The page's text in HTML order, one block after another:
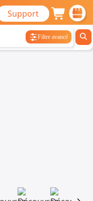
Support
Filtre avancé